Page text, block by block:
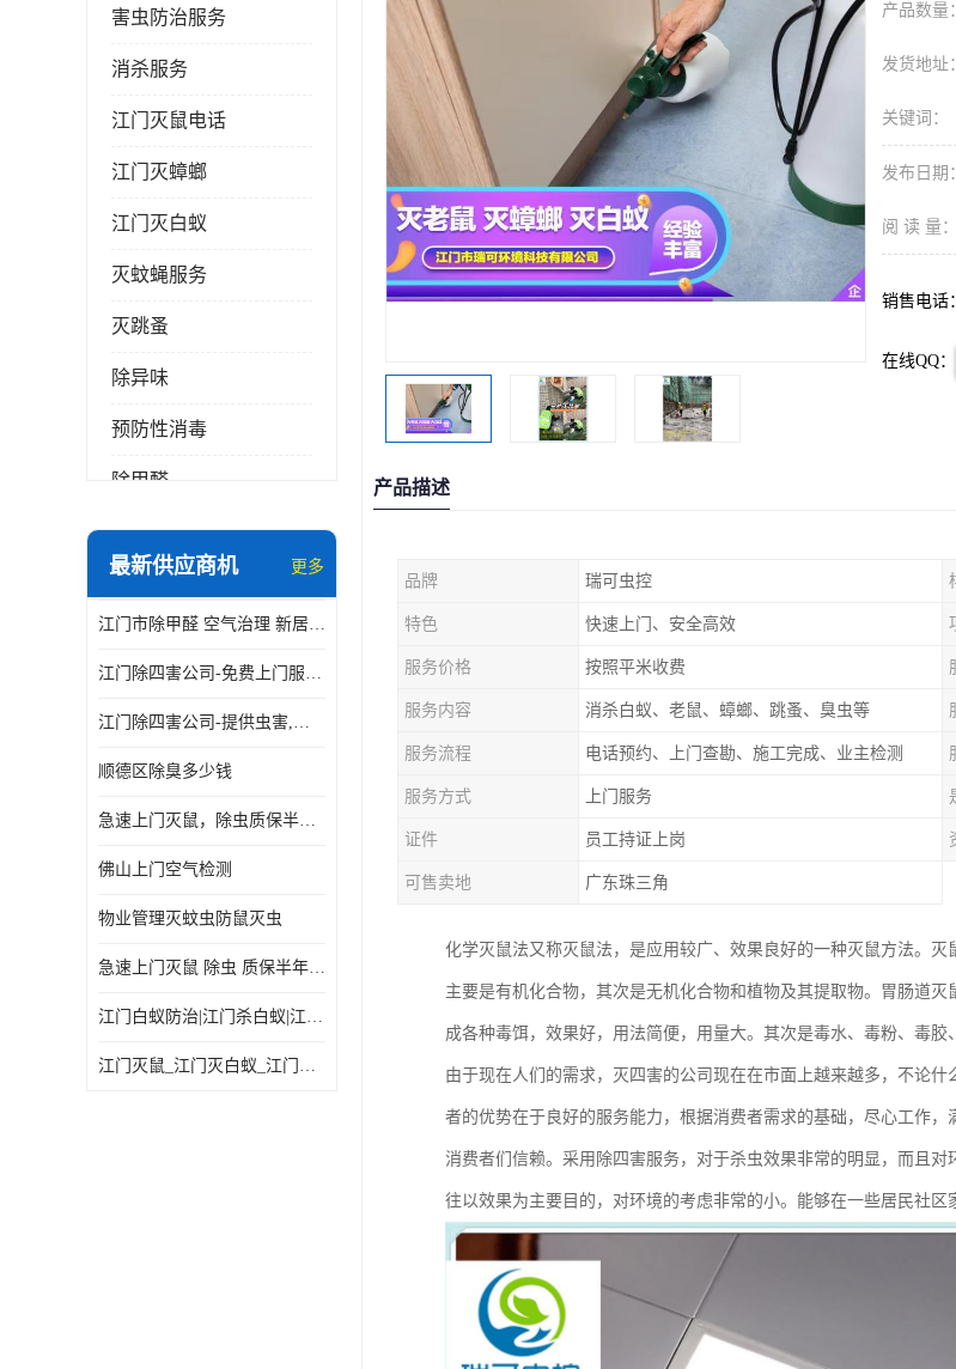
害虫防治服务
消杀服务
江门灭鼠电话
江门灭蟑螂
江门灭白蚁
灭蚊蝇服务
灭跳蚤
除异味
预防性消毒
除甲醛
最新供应商机 更多
江门市除甲醛 空气治理 新居除异味 除苯 装修后异味清除
江门除四害公司-免费上门服务-随叫随到
江门除四害公司-提供虫害,病毒等全面消杀服务
顺德区除臭多少钱
急速上门灭鼠，除虫质保半年，白蚁、跳蚤、臭虫、蟑螂、德国小镰
佛山上门空气检测
物业管理灭蚊虫防鼠灭虫
急速上门灭鼠 除虫 质保半年 白蚁 跳蚤 臭虫 蟑螂 德国小镰
江门白蚁防治|江门杀白蚁|江门杀虫灭鼠|江门灭白蚁|
江门灭鼠_江门灭白蚁_江门灭蟑螂
产品数量：
发货地址：
关键词：
发布日期：
阅 读 量：
销售电话：
在线QQ：
产品描述
品牌 瑞可虫控
特色 快速上门、安全高效
服务价格 按照平米收费
服务内容 消杀白蚁、老鼠、蟑螂、跳蚤、臭虫等
服务流程 电话预约、上门查勘、施工完成、业主检测
服务方式 上门服务
证件 员工持证上岗
可售卖地 广东珠三角
化学灭鼠法又称灭鼠法，是应用较广、效果良好的一种灭鼠方法。
主要是有机化合物，其次是无机化合物和植物及其提取物。胃肠道
成各种毒饵，效果好，用法简便，用量大。其次是毒水、毒粉、毒
由于现在人们的需求，灭四害的公司现在在市面上越来越多，不论
者的优势在于良好的服务能力，根据消费者需求的基础，尽心工作
消费者们信赖。采用除四害服务，对于杀虫效果非常的明显，而且
往以效果为主要目的，对环境的考虑非常的小。能够在一些居民社区